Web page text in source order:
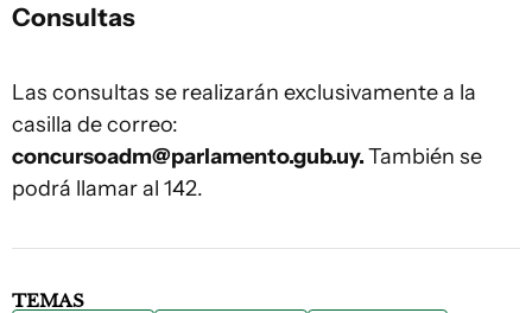
Consultas
Las consultas se realizarán exclusivamente a la
casilla de correo:
concursoadm@parlamento.gub.uy.También se
podrá llamar al 142.
TEMAS